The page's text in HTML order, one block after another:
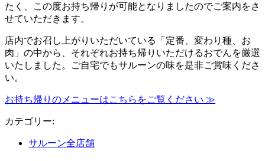
たく、この度お持ち帰りが可能となりましたのでご案内をさ
せていただきます。
店内でお召し上がりいただいている「定番、変わり種、お
肉」の中から、それぞれお持ち帰りいただけるおでんを厳選
いたしました。ご自宅でもサルーンの味を是非ご賞味くださ
い。
お持ち帰りのメニューはこちらをご覧ください ≫
カテゴリー:
サルーン全店舗